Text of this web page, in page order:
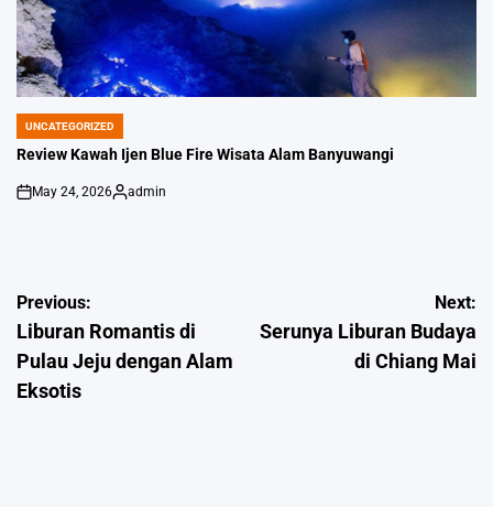
POSTED
IN
UNCATEGORIZED
Review Kawah Ijen Blue Fire Wisata Alam Banyuwangi
on
May 24, 2026
Posted
admin
Post
navigation
Previous:
Liburan Romantis di
Pulau Jeju dengan Alam
Eksotis
Next:
Serunya Liburan Budaya
di Chiang Mai